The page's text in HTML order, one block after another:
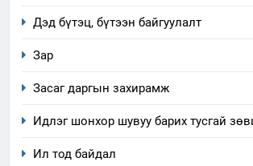
Дэд бүтэц, бүтээн байгуулалт
Зар
Засаг даргын захирамж
Идлэг шонхор шувуу барих тусгай
Ил тод байдал